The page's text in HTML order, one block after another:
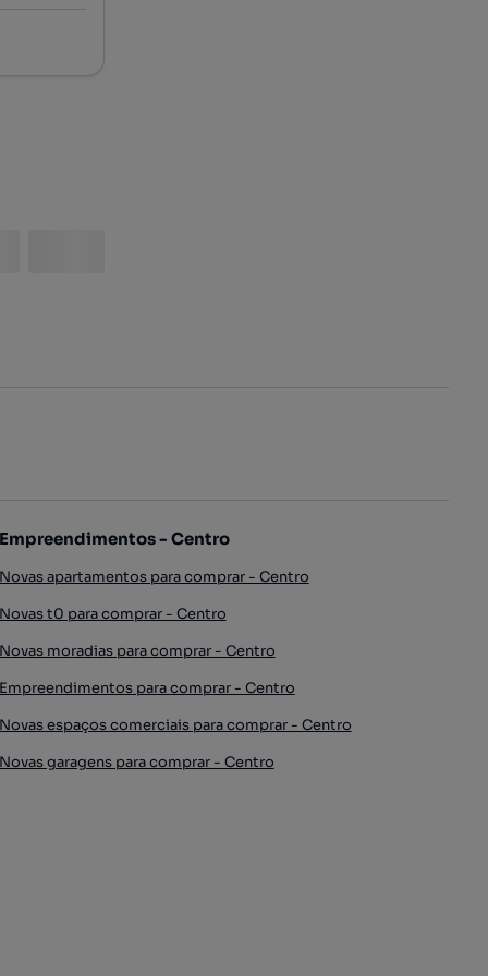
- Centro
apartamentos para comprar - Centro
t0 para comprar - Centro
moradias para comprar - Centro
para comprar - Centro
espaços comerciais para comprar - Centro
garagens para comprar - Centro